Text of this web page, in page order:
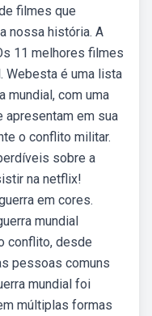
filmes que
nossa história. A
11 melhores filmes
Webesta é uma lista
mundial, com uma
apresentam em sua
o conflito militar.
sobre a
na netflix!
em cores.
mundial
conflito, desde
pessoas comuns
mundial foi
múltiplas formas